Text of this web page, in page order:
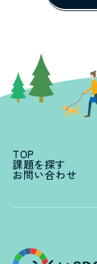
TOP
課題を探す
お問い合わせ